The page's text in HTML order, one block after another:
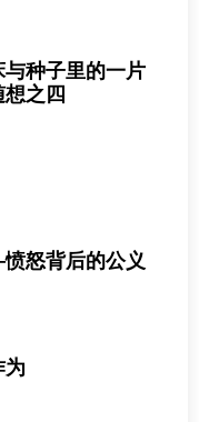
种子里的一片
之四
怒背后的公义
为